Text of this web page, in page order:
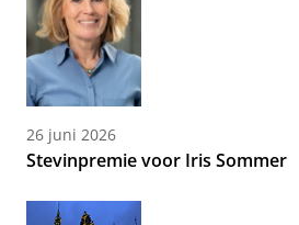
26 juni 2026
Stevinpremie voor Iris Sommer